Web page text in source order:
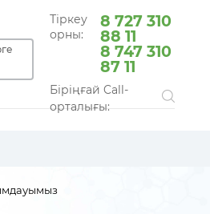
Тіркеу
орны:
8 727 310
88 11
8 747 310
87 11
Біріңғай Call-
орталығы: